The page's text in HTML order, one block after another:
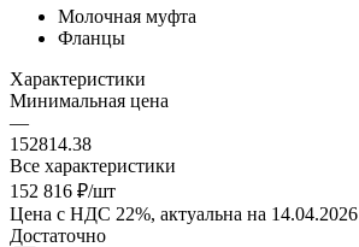
Молочная муфта
Фланцы
Характеристики
Минимальная цена
—
152814.38
Все характеристики
152 816 ₽/шт
Цена с НДС 22%, актуальна на 14.04.2026
Достаточно